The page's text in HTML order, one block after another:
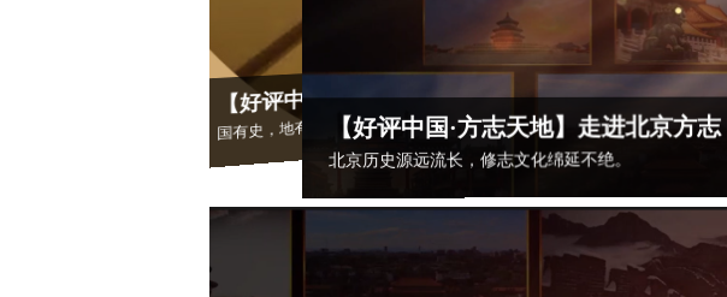
华夏文脉的律动，激励着国人再续历史辉煌。
【好评中国·方志天地】走进国家方志馆 | 修志问道 以启未来
国有史，地有志，家有谱。 方志编修，源远流长。
【好评中国·方志天地】走进北京方志 | 领略京城风华
北京历史源远流长，修志文化绵延不绝。
【好评中国·方志天地】走进北京方
华夏文脉的律动，激励着国人再续历史辉煌。
国